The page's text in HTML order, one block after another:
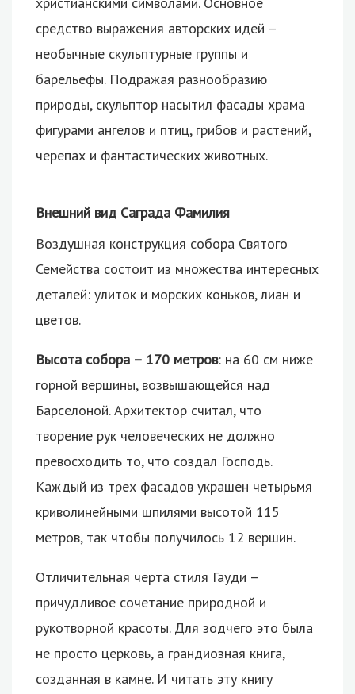
средство выражения авторских идей –
необычные скульптурные группы и
барельефы. Подражая разнообразию
природы, скульптор насытил фасады храма
фигурами ангелов и птиц, грибов и растений,
черепах и фантастических животных.
Внешний вид Саграда Фамилия
Воздушная конструкция собора Святого
Семейства состоит из множества интересных
деталей: улиток и морских коньков, лиан и
цветов.
Высота собора – 170 метров: на 60 см ниже
горной вершины, возвышающейся над
Барселоной. Архитектор считал, что
творение рук человеческих не должно
превосходить то, что создал Господь.
Каждый из трех фасадов украшен четырьмя
криволинейными шпилями высотой 115
метров, так чтобы получилось 12 вершин.
Отличительная черта стиля Гауди –
причудливое сочетание природной и
рукотворной красоты. Для зодчего это была
не просто церковь, а грандиозная книга,
созданная в камне. И читать эту книгу